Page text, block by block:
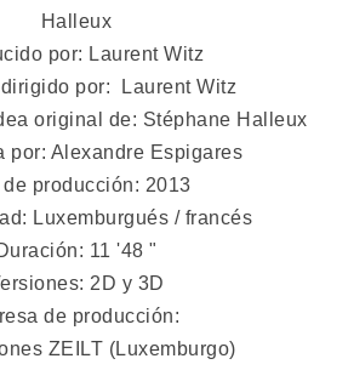
Halleux
por: Laurent Witz
por: Laurent Witz
original de: Stéphane Halleux
por: Alexandre Espigares
producción: 2013
Luxemburgués / francés
11 '48 "
2D y 3D
de producción:
ZEILT (Luxemburgo)